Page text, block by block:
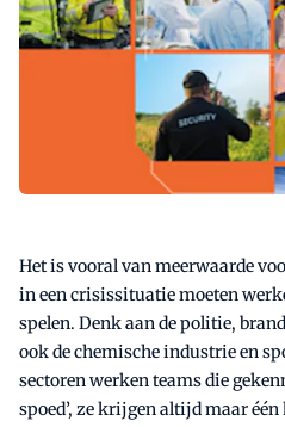
Het is vooral van meerwaarde
in een crisissituatie moeten
spelen. Denk aan de politie,
ook de chemische industrie en
sectoren werken teams die
spoed’, ze krijgen altijd maar